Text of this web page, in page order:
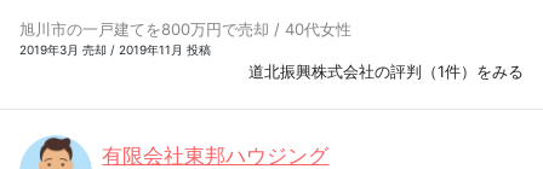
旭川市の一戸建てを800万円で売却 / 40代女性
2019年3月 売却 / 2019年11月 投稿
道北振興株式会社の評判（1件）をみる
有限会社東邦ハウジング